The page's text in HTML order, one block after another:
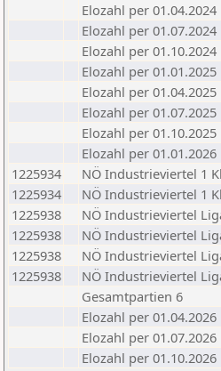
Elozahl per 01.04.2024
Elozahl per 01.07.2024
Elozahl per 01.10.2024
Elozahl per 01.01.2025
Elozahl per 01.04.2025
Elozahl per 01.07.2025
Elozahl per 01.10.2025
Elozahl per 01.01.2026
1225934
NÖ Industrieviertel 1
1225934
NÖ Industrieviertel 1
1225938
NÖ Industrieviertel
1225938
NÖ Industrieviertel
1225938
NÖ Industrieviertel
1225938
NÖ Industrieviertel
Gesamtpartien 6
Elozahl per 01.04.2026
Elozahl per 01.07.2026
Elozahl per 01.10.2026